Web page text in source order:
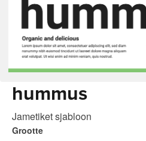
hummus
Jametiket sjabloon
Grootte